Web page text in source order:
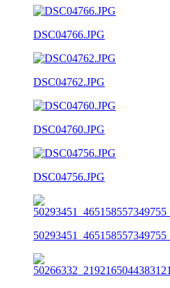
DSC04766.JPG
DSC04762.JPG
DSC04760.JPG
DSC04756.JPG